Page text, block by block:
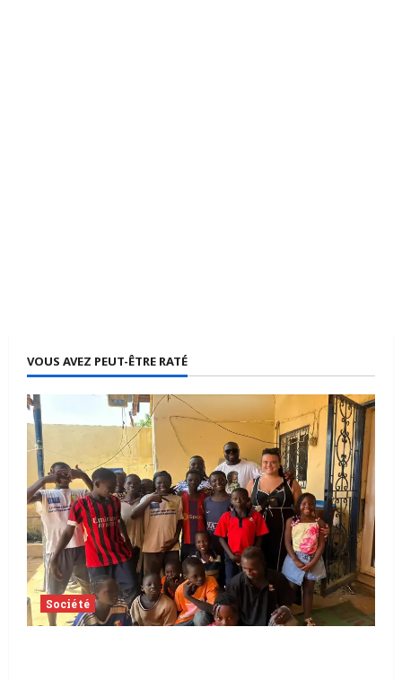
VOUS AVEZ PEUT-ÊTRE RATÉ
Société